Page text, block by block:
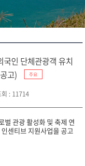
인 단체관광객 유치
고)
주요
: 11714
벌 관광 활성화 및 축제 연
센티브 지원사업을 공고